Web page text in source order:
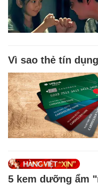
Vì sao thẻ tín
5 kem dưỡng ẩm